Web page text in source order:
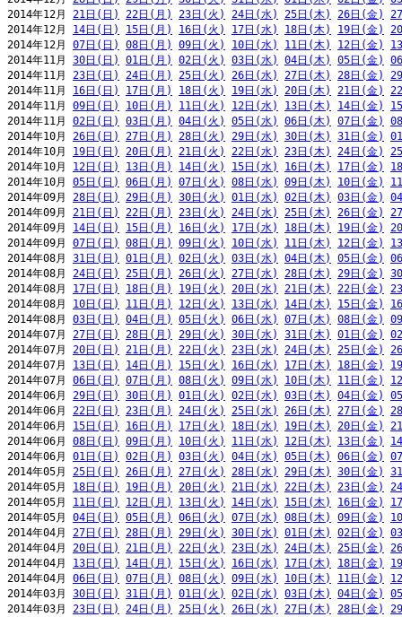
2014年12月 21日(日) 22日(月) 23日(火) 24日(水) 25日(木) 26日(金)
2014年12月 14日(日) 15日(月) 16日(火) 17日(水) 18日(木) 19日(金)
2014年12月 07日(日) 08日(月) 09日(火) 10日(水) 11日(木) 12日(金)
2014年11月 30日(日) 01日(月) 02日(火) 03日(水) 04日(木) 05日(金)
2014年11月 23日(日) 24日(月) 25日(火) 26日(水) 27日(木) 28日(金)
2014年11月 16日(日) 17日(月) 18日(火) 19日(水) 20日(木) 21日(金)
2014年11月 09日(日) 10日(月) 11日(火) 12日(水) 13日(木) 14日(金)
2014年11月 02日(日) 03日(月) 04日(火) 05日(水) 06日(木) 07日(金)
2014年10月 26日(日) 27日(月) 28日(火) 29日(水) 30日(木) 31日(金)
2014年10月 19日(日) 20日(月) 21日(火) 22日(水) 23日(木) 24日(金)
2014年10月 12日(日) 13日(月) 14日(火) 15日(水) 16日(木) 17日(金)
2014年10月 05日(日) 06日(月) 07日(火) 08日(水) 09日(木) 10日(金)
2014年09月 28日(日) 29日(月) 30日(火) 01日(水) 02日(木) 03日(金)
2014年09月 21日(日) 22日(月) 23日(火) 24日(水) 25日(木) 26日(金)
2014年09月 14日(日) 15日(月) 16日(火) 17日(水) 18日(木) 19日(金)
2014年09月 07日(日) 08日(月) 09日(火) 10日(水) 11日(木) 12日(金)
2014年08月 31日(日) 01日(月) 02日(火) 03日(水) 04日(木) 05日(金)
2014年08月 24日(日) 25日(月) 26日(火) 27日(水) 28日(木) 29日(金)
2014年08月 17日(日) 18日(月) 19日(火) 20日(水) 21日(木) 22日(金)
2014年08月 10日(日) 11日(月) 12日(火) 13日(水) 14日(木) 15日(金)
2014年08月 03日(日) 04日(月) 05日(火) 06日(水) 07日(木) 08日(金)
2014年07月 27日(日) 28日(月) 29日(火) 30日(水) 31日(木) 01日(金)
2014年07月 20日(日) 21日(月) 22日(火) 23日(水) 24日(木) 25日(金)
2014年07月 13日(日) 14日(月) 15日(火) 16日(水) 17日(木) 18日(金)
2014年07月 06日(日) 07日(月) 08日(火) 09日(水) 10日(木) 11日(金)
2014年06月 29日(日) 30日(月) 01日(火) 02日(水) 03日(木) 04日(金)
2014年06月 22日(日) 23日(月) 24日(火) 25日(水) 26日(木) 27日(金)
2014年06月 15日(日) 16日(月) 17日(火) 18日(水) 19日(木) 20日(金)
2014年06月 08日(日) 09日(月) 10日(火) 11日(水) 12日(木) 13日(金)
2014年06月 01日(日) 02日(月) 03日(火) 04日(水) 05日(木) 06日(金)
2014年05月 25日(日) 26日(月) 27日(火) 28日(水) 29日(木) 30日(金)
2014年05月 18日(日) 19日(月) 20日(火) 21日(水) 22日(木) 23日(金)
2014年05月 11日(日) 12日(月) 13日(火) 14日(水) 15日(木) 16日(金)
2014年05月 04日(日) 05日(月) 06日(火) 07日(水) 08日(木) 09日(金)
2014年04月 27日(日) 28日(月) 29日(火) 30日(水) 01日(木) 02日(金)
2014年04月 20日(日) 21日(月) 22日(火) 23日(水) 24日(木) 25日(金)
2014年04月 13日(日) 14日(月) 15日(火) 16日(水) 17日(木) 18日(金)
2014年04月 06日(日) 07日(月) 08日(火) 09日(水) 10日(木) 11日(金)
2014年03月 30日(日) 31日(月) 01日(火) 02日(水) 03日(木) 04日(金)
2014年03月 23日(日) 24日(月) 25日(火) 26日(水) 27日(木) 28日(金)